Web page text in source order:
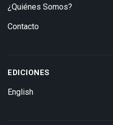
¿Quiénes Somos?
Contacto
EDICIONES
English